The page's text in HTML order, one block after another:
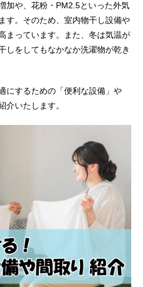
加や、花粉・PM2.5といった外気
す。そのため、室内物干し設備や
まっています。また、冬は気温が
しをしてもなかなか洗濯物が乾き
にするための「便利な設備」や
介いたします。